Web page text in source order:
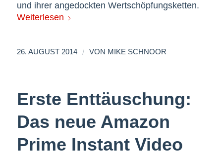
und ihrer angedockten Wertschöpfungsketten.
Weiterlesen
26. AUGUST 2014 / VON MIKE SCHNOOR
Erste Enttäuschung:
Das neue Amazon
Prime Instant Video